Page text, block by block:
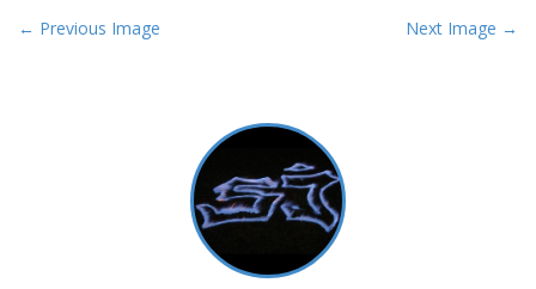
P
← Previous Image Next Image →